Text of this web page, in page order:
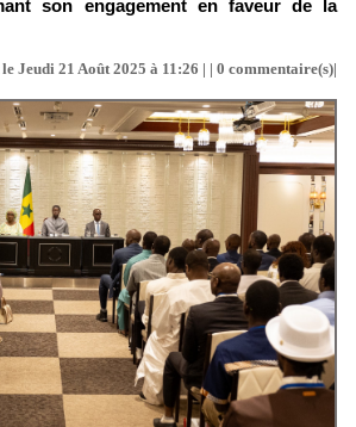
son engagement en faveur de la
Jeudi 21 Août 2025 à 11:26 | | 0 commentaire(s)|